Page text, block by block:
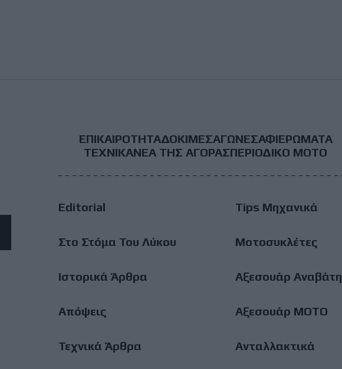
Footer
Main
Menu
ΕΠΙΚΑΙΡΟΤΗΤΑΔΟΚΙΜΕΣΑΓΩΝΕΣΑΦΙΕΡΩΜΑΤΑ
ΤΕΧΝΙΚΑΝΕΑ ΤΗΣ ΑΓΟΡΑΣΠΕΡΙΟΔΙΚΟ ΜΟΤΟ
Editorial
Στο Στόμα Του Λύκου
Ιστορικά Άρθρα
Απόψεις
Τεχνικά Άρθρα
Tips Μηχανικά
Μοτοσυκλέτες
Αξεσουάρ Αναβάτη
Αξεσουάρ ΜΟΤΟ
Ανταλλακτικά